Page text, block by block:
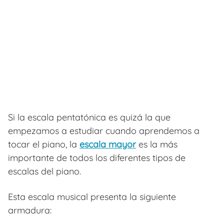
Si la escala pentatónica es quizá la que
empezamos a estudiar cuando aprendemos a
tocar el piano, la escala mayores la más
importante de todos los diferentes tipos de
escalas del piano.
Esta escala musical presenta la siguiente
armadura: